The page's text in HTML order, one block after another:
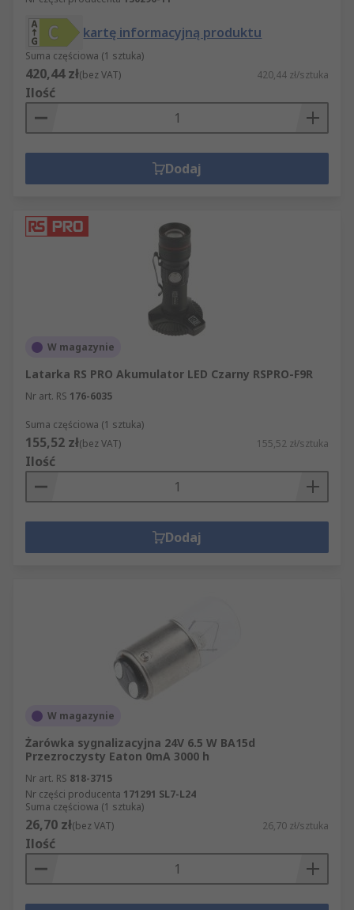
kartę informacyjną produktu
Suma częściowa (1 sztuka)
420,44 zł(bez VAT) 420,44 zł/sztuka
Ilość
Dodaj
W magazynie
Latarka RS PRO Akumulator LED Czarny RSPRO-F9R
Nr art. RS 176-6035
Suma częściowa (1 sztuka)
155,52 zł(bez VAT) 155,52 zł/sztuka
Ilość
Dodaj
W magazynie
Żarówka sygnalizacyjna 24V 6.5 W BA15d
Przezroczysty Eaton 0mA 3000 h
Nr art. RS 818-3715
Nr części producenta 171291 SL7-L24
Suma częściowa (1 sztuka)
26,70 zł(bez VAT) 26,70 zł/sztuka
Ilość